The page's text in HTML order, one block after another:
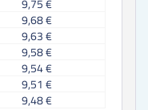
9,75 €
9,68 €
9,63 €
9,58 €
9,54 €
9,51 €
9,48 €